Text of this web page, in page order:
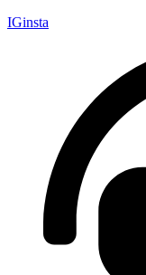
IGinsta